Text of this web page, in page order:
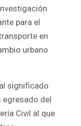
para el
en
urbano
significado
egresado del
Civil al que